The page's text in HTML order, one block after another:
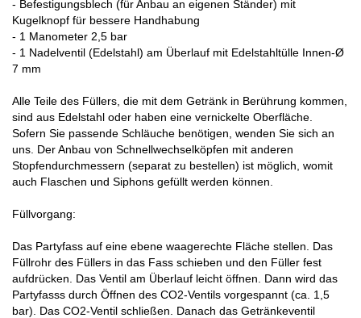
- Befestigungsblech (für Anbau an eigenen Ständer) mit
Kugelknopf für bessere Handhabung
- 1 Manometer 2,5 bar
- 1 Nadelventil (Edelstahl) am Überlauf mit Edelstahltülle Innen-Ø
7 mm
Alle Teile des Füllers, die mit dem Getränk in Berührung kommen,
sind aus Edelstahl oder haben eine vernickelte Oberfläche.
Sofern Sie passende Schläuche benötigen, wenden Sie sich an
uns. Der Anbau von Schnellwechselköpfen mit anderen
Stopfendurchmessern (separat zu bestellen) ist möglich, womit
auch Flaschen und Siphons gefüllt werden können.
Füllvorgang:
Das Partyfass auf eine ebene waagerechte Fläche stellen. Das
Füllrohr des Füllers in das Fass schieben und den Füller fest
aufdrücken. Das Ventil am Überlauf leicht öffnen. Dann wird das
Partyfasss durch Öffnen des CO2-Ventils vorgespannt (ca. 1,5
bar). Das CO2-Ventil schließen. Danach das Getränkeventil